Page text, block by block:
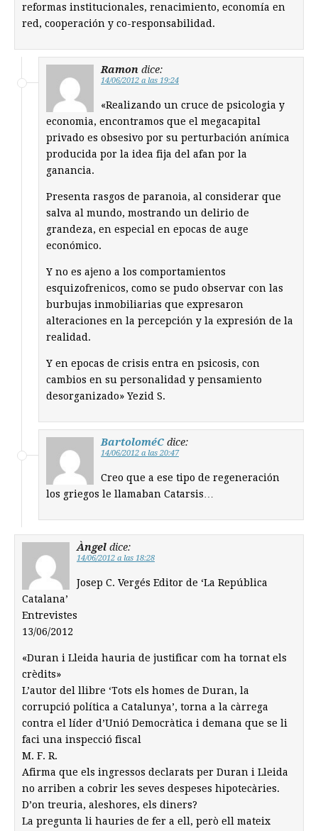
reformas institucionales, renacimiento, economía en
red, cooperación y co-responsabilidad.
Ramon dice:
14/06/2012 a las 19:24
«Realizando un cruce de psicologia y
economia, encontramos que el megacapital
privado es obsesivo por su perturbación anímica
producida por la idea fija del afan por la
ganancia.
Presenta rasgos de paranoia, al considerar que
salva al mundo, mostrando un delirio de
grandeza, en especial en epocas de auge
económico.
Y no es ajeno a los comportamientos
esquizofrenicos, como se pudo observar con las
burbujas inmobiliarias que expresaron
alteraciones en la percepción y la expresión de la
realidad.
Y en epocas de crisis entra en psicosis, con
cambios en su personalidad y pensamiento
desorganizado» Yezid S.
BartoloméC dice:
14/06/2012 a las 20:47
Creo que a ese tipo de regeneración
los griegos le llamaban Catarsis…
Àngel dice:
14/06/2012 a las 18:28
Josep C. Vergés Editor de ‘La República
Catalana’
Entrevistes
13/06/2012
«Duran i Lleida hauria de justificar com ha tornat els
crèdits»
L’autor del llibre ‘Tots els homes de Duran, la
corrupció política a Catalunya’, torna a la càrrega
contra el líder d’Unió Democràtica i demana que se li
faci una inspecció fiscal
M. F. R.
Afirma que els ingressos declarats per Duran i Lleida
no arriben a cobrir les seves despeses hipotecàries.
D’on treuria, aleshores, els diners?
La pregunta li hauries de fer a ell, però ell mateix